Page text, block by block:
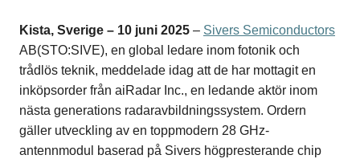
Kista, Sverige – 10 juni 2025 – Sivers Semiconductors
AB(STO:SIVE), en global ledare inom fotonik och
trådlös teknik, meddelade idag att de har mottagit en
inköpsorder från aiRadar Inc., en ledande aktör inom
nästa generations radaravbildningssystem. Ordern
gäller utveckling av en toppmodern 28 GHz-
antennmodul baserad på Sivers högpresterande chip